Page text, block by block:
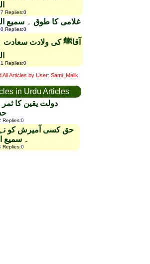
Replies:0
غلامی کا طوق ۔ سمیع
Replies:0
آقاﷺ کی ولادت سعادت
Replies:0
All Articles by User: Sami_Malik
in Urdu Articles
دولت یقین کا
Replies:0
حق کسی آمیرش کو
۔ سمیع
Replies:0